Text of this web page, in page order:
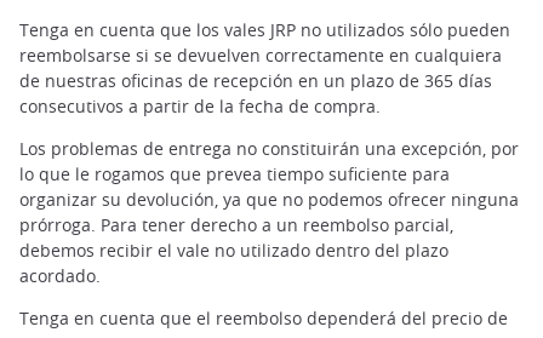
Tenga en cuenta que los vales JRP no utilizados sólo pueden
reembolsarse si se devuelven correctamente en cualquiera
de nuestras oficinas de recepción en un plazo de 365 días
consecutivos a partir de la fecha de compra.
Los problemas de entrega no constituirán una excepción, por
lo que le rogamos que prevea tiempo suficiente para
organizar su devolución, ya que no podemos ofrecer ninguna
prórroga. Para tener derecho a un reembolso parcial,
debemos recibir el vale no utilizado dentro del plazo
acordado.
Tenga en cuenta que el reembolso dependerá del precio de